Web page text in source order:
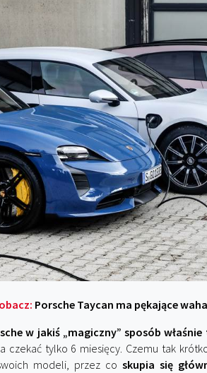
Porsche Taycan ma pękające
w jakiś „magiczny” sposób
czekać tylko 6 miesięcy. Czemu tak
modeli, przez co skupia się